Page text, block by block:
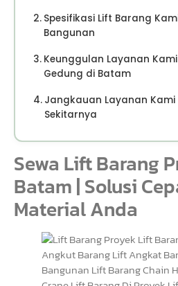
Spesifikasi Lift Barang
Bangunan
Keunggulan Layanan
Gedung di Batam
Jangkauan Layanan
Sekitarnya
Sewa Lift Barang
Batam | Solusi
Material Anda